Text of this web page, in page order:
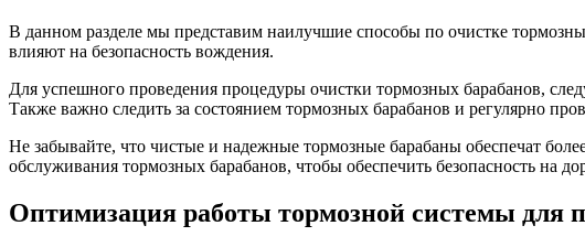
В данном разделе мы представим наилучшие способы по очистке
влияют на безопасность вождения.
Для успешного проведения процедуры очистки тормозных барабанов,
Также важно следить за состоянием тормозных барабанов и регулярно
Не забывайте, что чистые и надежные тормозные барабаны обеспечат
обслуживания тормозных барабанов, чтобы обеспечить безопасность на
Оптимизация работы тормозной системы для